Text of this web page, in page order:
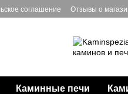
соглашение Отзывы о
Каминные печи